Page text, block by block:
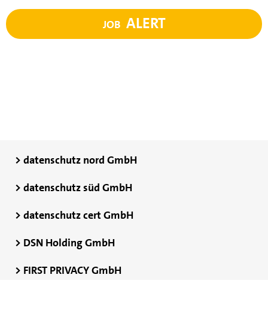
JOB ALERT
> datenschutz nord GmbH
> datenschutz süd GmbH
> datenschutz cert GmbH
> DSN Holding GmbH
> FIRST PRIVACY GmbH